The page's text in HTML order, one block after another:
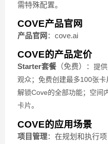
需特殊配置。
COVE产品官网
产品官网 ：cove.ai
COVE的产品定价
Starter套餐（免费）： 提供
观众； 免费创建最多100张卡
解锁Cove的全部功能； 空间
卡片。
COVE的应用场景
项目管理：在规划和执行